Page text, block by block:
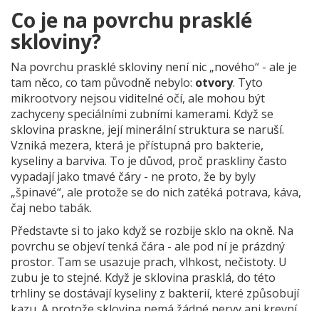
Co je na povrchu prasklé
skloviny?
Na povrchu prasklé skloviny není nic „nového“ - ale je
tam něco, co tam původně nebylo: otvory. Tyto
mikrootvory nejsou viditelné očí, ale mohou být
zachyceny speciálními zubními kamerami. Když se
sklovina praskne, její minerální struktura se naruší.
Vzniká mezera, která je přístupná pro bakterie,
kyseliny a barviva. To je důvod, proč praskliny často
vypadají jako tmavé čáry - ne proto, že by byly
„špinavé“, ale protože se do nich zatéká potrava, káva,
čaj nebo tabák.
Představte si to jako když se rozbije sklo na okně. Na
povrchu se objeví tenká čára - ale pod ní je prázdný
prostor. Tam se usazuje prach, vlhkost, nečistoty. U
zubu je to stejné. Když je sklovina prasklá, do této
trhliny se dostávají kyseliny z bakterií, které způsobují